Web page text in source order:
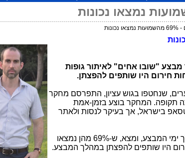
"שובו אחים" לאיתור גופות
חירום היו שותפים להפצתן.
גופות 3 הנערים, שנחטפו בגוש עציון, התפרסם מחקר
תקופה. המחקר בוצע בזמן-אמת
בישראל, אך בעיקר לנסות ולאתר
היו שותפים להפצתן במהלך המבצע.